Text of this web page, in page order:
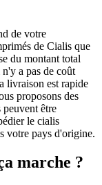
de votre
de Cialis que
du montant total
a pas de coût
livraison est rapide
proposons des
être
le cialis
votre pays d'origine.
marche ?